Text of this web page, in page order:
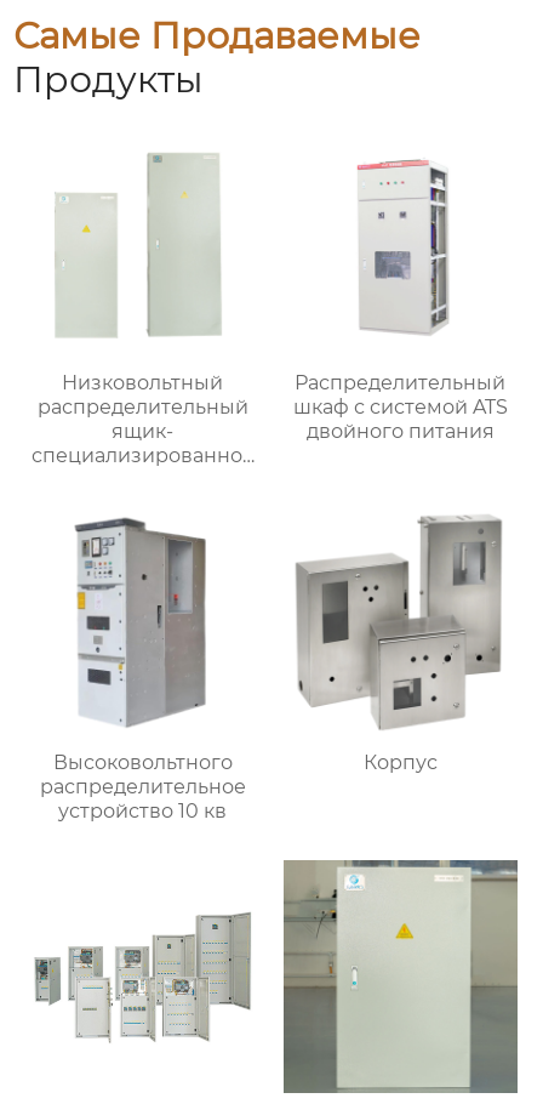
Самые Продаваемые
Продукты
Низковольтный
распределительный
ящик-
специализированное
Распределительный
шкаф с системой ATS
двойного питания
Высоковольтного
распределительное
устройство 10 кв
Корпус